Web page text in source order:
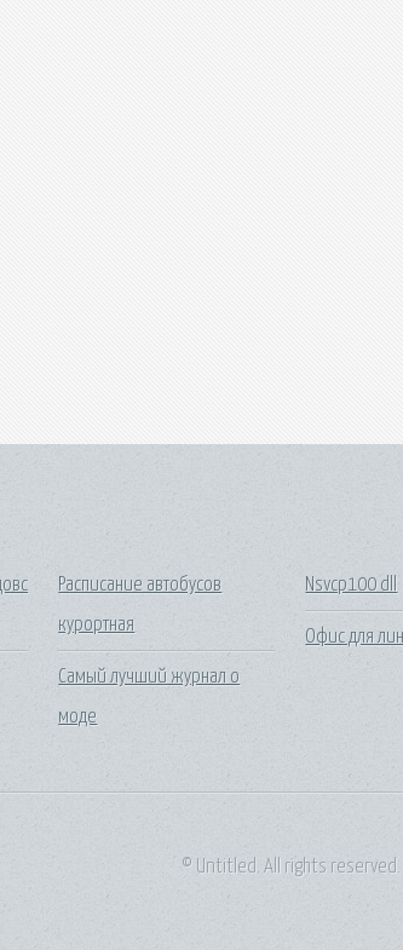
Расписание автобусов
курортная
Самый лучший журнал о
моде
Nsvcp100 dll
Офис для
© Untitled. All rights reserved.